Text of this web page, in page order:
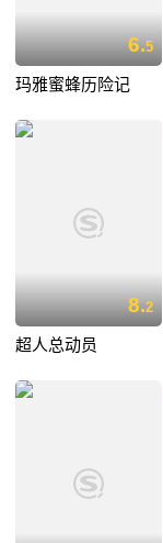
6.5
玛雅蜜蜂历险记
8.2
超人总动员